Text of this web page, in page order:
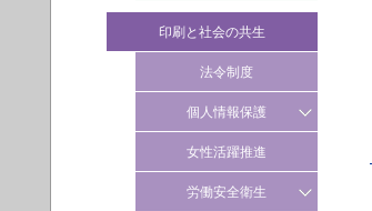
印刷会社のための裁判例
技能五輪国際大会の紹介
印刷と社会の共生
法令制度
個人情報保護
情報セキュリティ
個人情報保護
女性活躍推進
労働安全衛生